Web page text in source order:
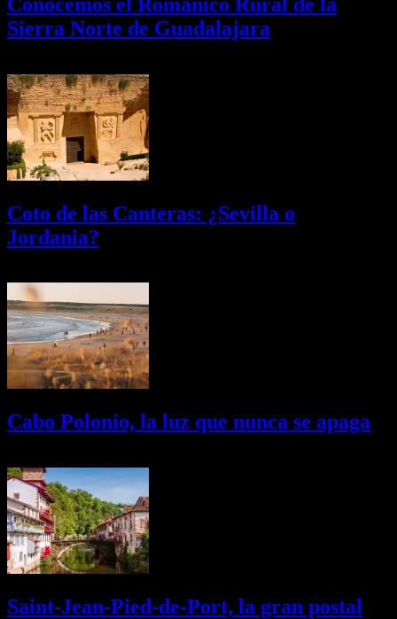
Sierra Norte de Guadalajara
Coto de las Canteras: ¿Sevilla o
Jordania?
Cabo Polonio, la luz que nunca se apaga
Saint-Jean-Pied-de-Port, la gran postal